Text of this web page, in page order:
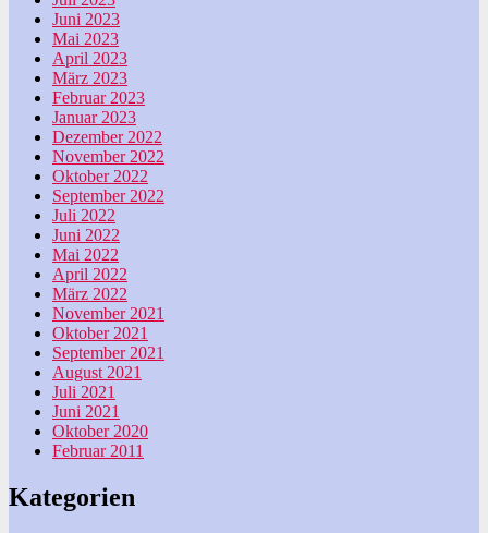
Juni 2023
Mai 2023
April 2023
März 2023
Februar 2023
Januar 2023
Dezember 2022
November 2022
Oktober 2022
September 2022
Juli 2022
Juni 2022
Mai 2022
April 2022
März 2022
November 2021
Oktober 2021
September 2021
August 2021
Juli 2021
Juni 2021
Oktober 2020
Februar 2011
Kategorien